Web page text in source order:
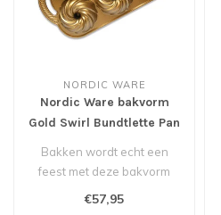
NORDIC WARE
Nordic Ware bakvorm
Gold Swirl Bundtlette Pan
Bakken wordt echt een
feest met deze bakvorm
van Nordic Ware. De
€57,95